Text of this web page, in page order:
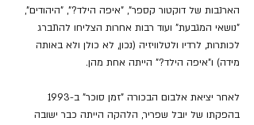
הארנבות של דוקטור קספר", "איפה הילד?", "היהודים",
"נושאי המגבעת" ועוד רבות אחרות הצליחו להתברג
לכותרות, לרדיו ולטלוויזיה (נכון, לא כולן ולא באותה
מידה) ו"איפה הילד?" הייתה אחת מהן.
בהפקתו של יובל שפריר, הלהקה הייתה כבר ישובה